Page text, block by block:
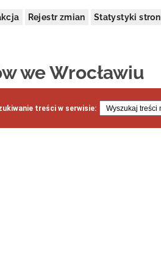
Rejestr zmian Statystyki stron
we Wrocławiu
treści w serwisie: